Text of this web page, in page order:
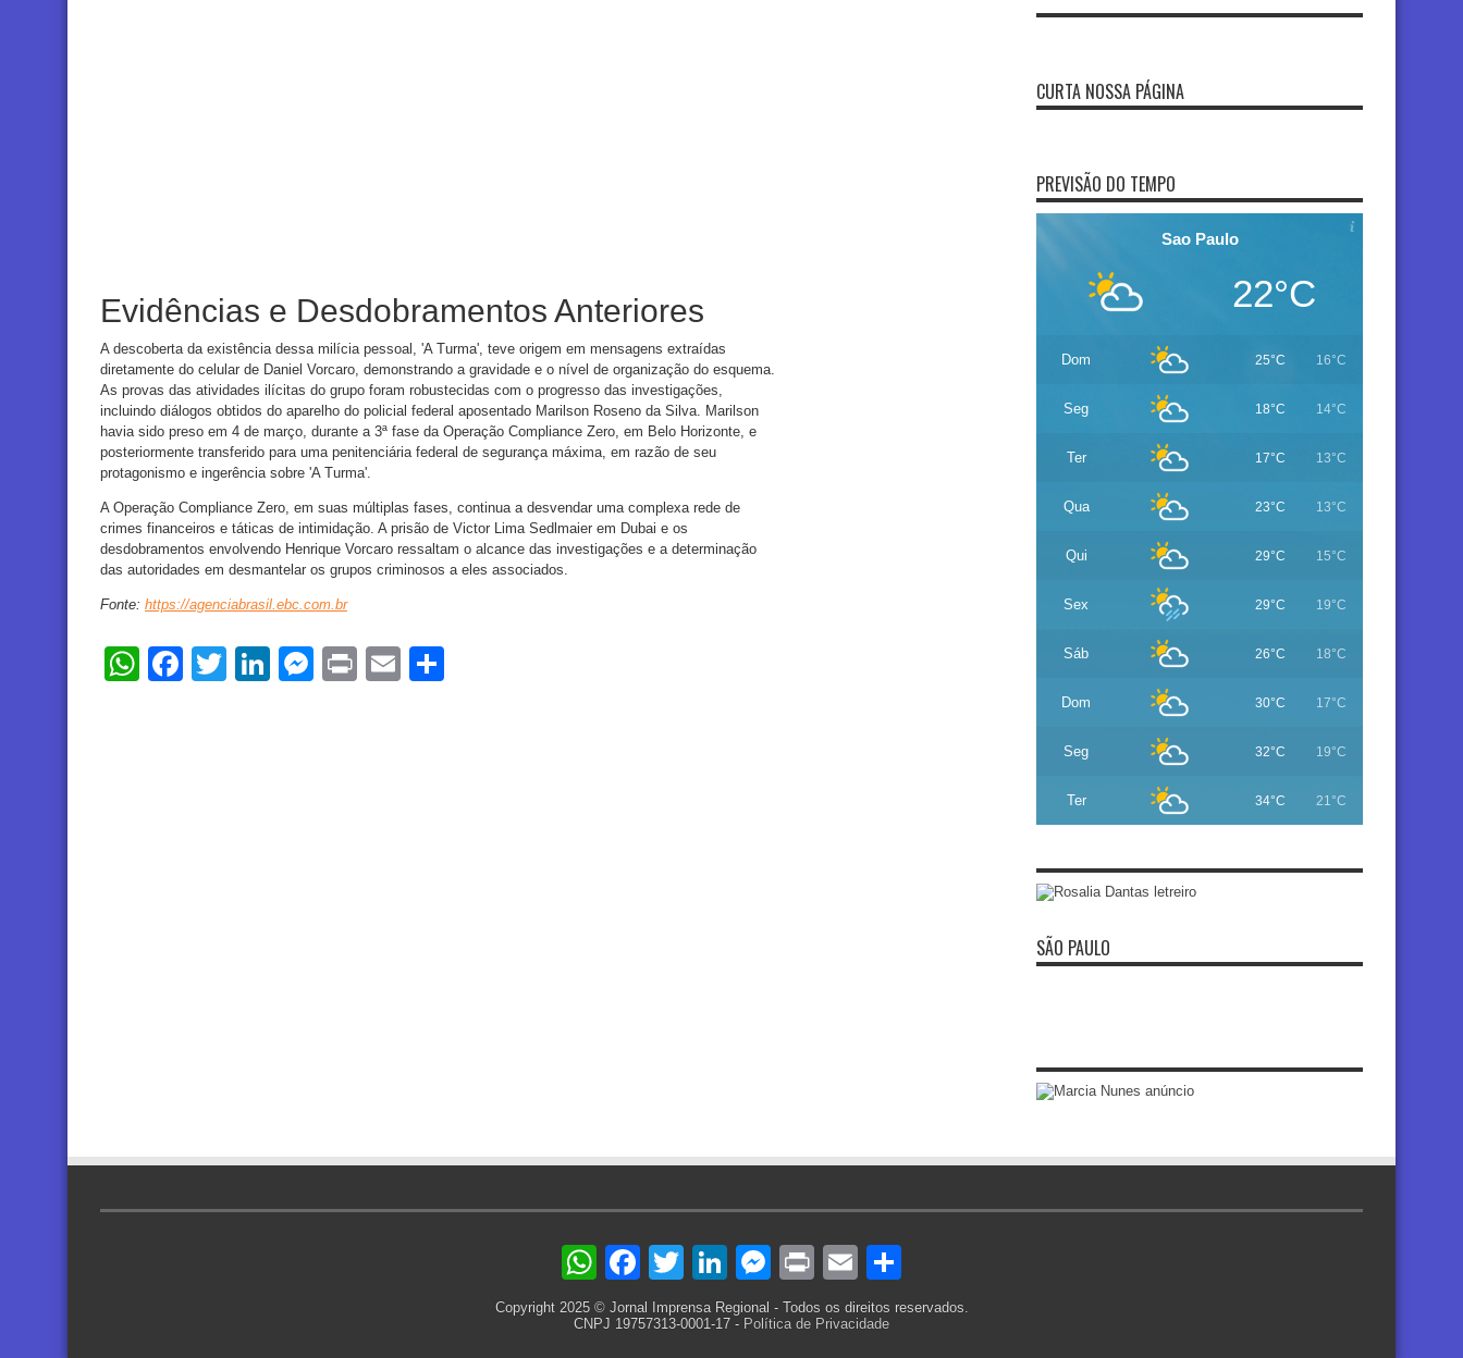
Evidências e Desdobramentos Anteriores
A descoberta da existência dessa milícia pessoal, 'A Turma', teve origem em mensagens extraídas
diretamente do celular de Daniel Vorcaro, demonstrando a gravidade e o nível de organização do esquema.
As provas das atividades ilícitas do grupo foram robustecidas com o progresso das investigações,
incluindo diálogos obtidos do aparelho do policial federal aposentado Marilson Roseno da Silva. Marilson
havia sido preso em 4 de março, durante a 3ª fase da Operação Compliance Zero, em Belo Horizonte, e
posteriormente transferido para uma penitenciária federal de segurança máxima, em razão de seu
protagonismo e ingerência sobre 'A Turma'.
A Operação Compliance Zero, em suas múltiplas fases, continua a desvendar uma complexa rede de
crimes financeiros e táticas de intimidação. A prisão de Victor Lima Sedlmaier em Dubai e os
desdobramentos envolvendo Henrique Vorcaro ressaltam o alcance das investigações e a determinação
das autoridades em desmantelar os grupos criminosos a eles associados.
Fonte: https://agenciabrasil.ebc.com.br
WhatsApp
Facebook
TwitterLinkedIn
Messenger
PrintEmail
CURTA NOSSA PÁGINA
PREVISÃO DO TEMPO
Sao Paulo
22°C
Dom 25°C 16°C
Seg 18°C 14°C
Ter 17°C 13°C
Qua 23°C 13°C
Qui 29°C 15°C
Sex 29°C 19°C
Sáb 26°C 18°C
Dom 30°C 17°C
Seg 32°C 19°C
Ter 34°C 21°C
SÃO PAULO
WhatsApp
Facebook
TwitterLinkedIn
Messenger
PrintEmail
Copyright 2025 © Jornal Imprensa Regional - Todos os direitos reservados.
CNPJ 19757313-0001-17 - Política de Privacidade